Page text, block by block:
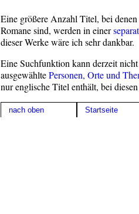
Eine größere Anzahl Titel, bei
Romane sind, werden in einer
dieser Werke wäre ich sehr dankbar.
Eine Suchfunktion kann derzeit
ausgewähltePersonen, Orte und
nur englische Titel enthält, bei
nach oben Startseite